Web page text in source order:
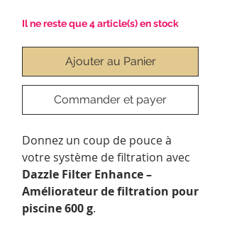
Il ne reste que 4 article(s) en stock
Ajouter au Panier
Commander et payer
Donnez un coup de pouce à
votre système de filtration avec
Dazzle Filter Enhance –
Améliorateur de filtration pour
piscine 600 g.